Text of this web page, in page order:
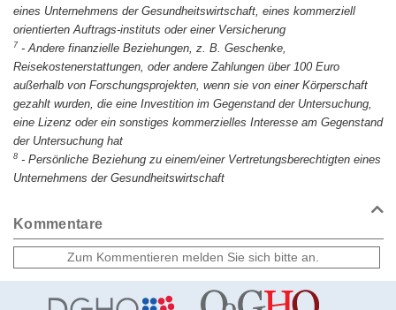
eines Unternehmens der Gesundheitswirtschaft, eines kommerziell
orientierten Auftrags-instituts oder einer Versicherung
7 - Andere finanzielle Beziehungen, z. B. Geschenke,
Reisekostenerstattungen, oder andere Zahlungen über 100 Euro
außerhalb von Forschungsprojekten, wenn sie von einer Körperschaft
gezahlt wurden, die eine Investition im Gegenstand der Untersuchung,
eine Lizenz oder ein sonstiges kommerzielles Interesse am Gegenstand
der Untersuchung hat
8 - Persönliche Beziehung zu einem/einer Vertretungsberechtigten eines
Unternehmens der Gesundheitswirtschaft
Kommentare